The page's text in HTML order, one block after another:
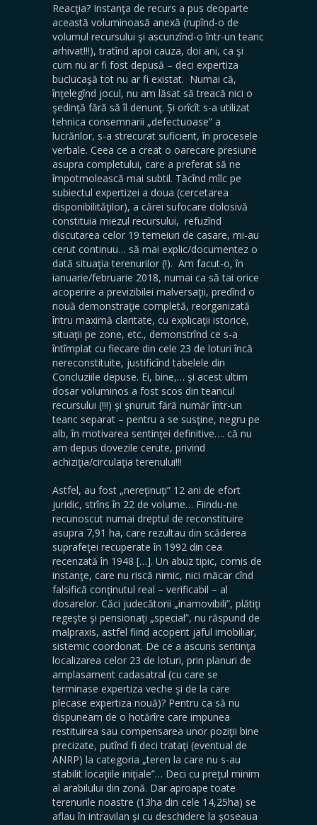
Reacţia? Instanţa de recurs a pus deoparte
această voluminoasă anexă (rupînd-o de
volumul recursului şi ascunzînd-o într-un teanc
arhivat!!!), tratînd apoi cauza, doi ani, ca şi
cum nu ar fi fost depusă – deci expertiza
buclucaşă tot nu ar fi existat. Numai că,
înţelegînd jocul, nu am lăsat să treacă nici o
şedinţă fără să îl denunţ. Și orîcît s-a utilizat
tehnica consemnarii „defectuoase” a
lucrărilor, s-a strecurat suficient, în procesele
verbale. Ceea ce a creat o oarecare presiune
asupra completului, care a preferat să ne
împotmolească mai subtil. Tăcînd mîlc pe
subiectul expertizei a doua (cercetarea
disponibilităţilor), a cărei sufocare dolosivă
constituia miezul recursului, refuzînd
discutarea celor 19 temeiuri de casare, mi-au
cerut continuu… să mai explic/documentez o
dată situaţia terenurilor (!). Am facut-o, în
ianuarie/februarie 2018, numai ca să tai orice
acoperire a previzibilei malversaţii, predînd o
nouă demonstraţie completă, reorganizată
întru maximă claritate, cu explicaţii istorice,
situaţii pe zone, etc., demonstrînd ce s-a
întîmplat cu fiecare din cele 23 de loturi încă
nereconstituite, justificînd tabelele din
Concluziile depuse. Ei, bine,… şi acest ultim
dosar voluminos a fost scos din teancul
recursului (!!!) şi şnuruit fără număr într-un
teanc separat – pentru a se susţine, negru pe
alb, în motivarea sentinţei definitive…. că nu
am depus dovezile cerute, privind
achiziţia/circulaţia terenului!!!
Astfel, au fost „nereţinuţi” 12 ani de efort
juridic, strîns în 22 de volume… Fiindu-ne
recunoscut numai dreptul de reconstituire
asupra 7,91 ha, care rezultau din scăderea
suprafeţei recuperate în 1992 din cea
recenzată în 1948 […]. Un abuz tipic, comis de
instanţe, care nu riscă nimic, nici măcar cînd
falsifică conţinutul real – verificabil – al
dosarelor. Căci judecătorii „inamovibili”, plătiţi
regeşte şi pensionaţi „special”, nu răspund de
malpraxis, astfel fiind acoperit jaful imobiliar,
sistemic coordonat. De ce a ascuns sentinţa
localizarea celor 23 de loturi, prin planuri de
amplasament cadasatral (cu care se
terminase expertiza veche şi de la care
plecase expertiza nouă)? Pentru ca să nu
dispuneam de o hotărîre care impunea
restituirea sau compensarea unor poziţii bine
precizate, putînd fi deci trataţi (eventual de
ANRP) la categoria „teren la care nu s-au
stabilit locaţiile iniţiale”… Deci cu preţul minim
al arabilului din zonă. Dar aproape toate
terenurile noastre (13ha din cele 14,25ha) se
aflau în intravilan şi cu deschidere la şoseaua